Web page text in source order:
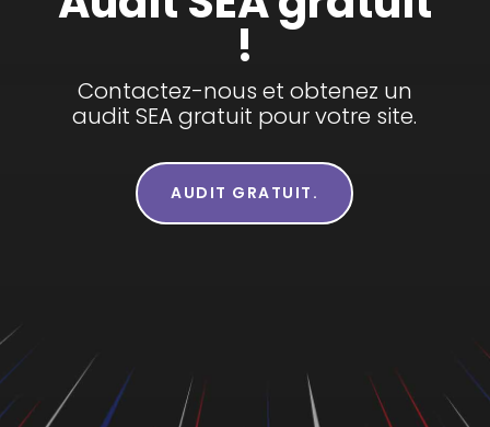
!
Contactez-nous et obtenez un
audit SEA gratuit pour votre site.
AUDIT GRATUIT.